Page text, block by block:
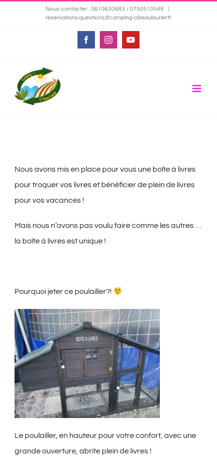
Nous contacter : 0610630683 / 0750510548
reservations.questions@camping-obeaulaurier.fr
FacebookInstagramYouTube
Nous avons mis en place pour vous une boîte à livres
pour troquer vos livres et bénéficier de plein de livres
pour vos vacances !
Mais nous n’avons pas voulu faire comme les autres …
la boîte à livres est unique !
Pourquoi jeter ce poulailler?!
Le poulailler, en hauteur pour votre confort, avec une
grande ouverture, abrite plein de livres !